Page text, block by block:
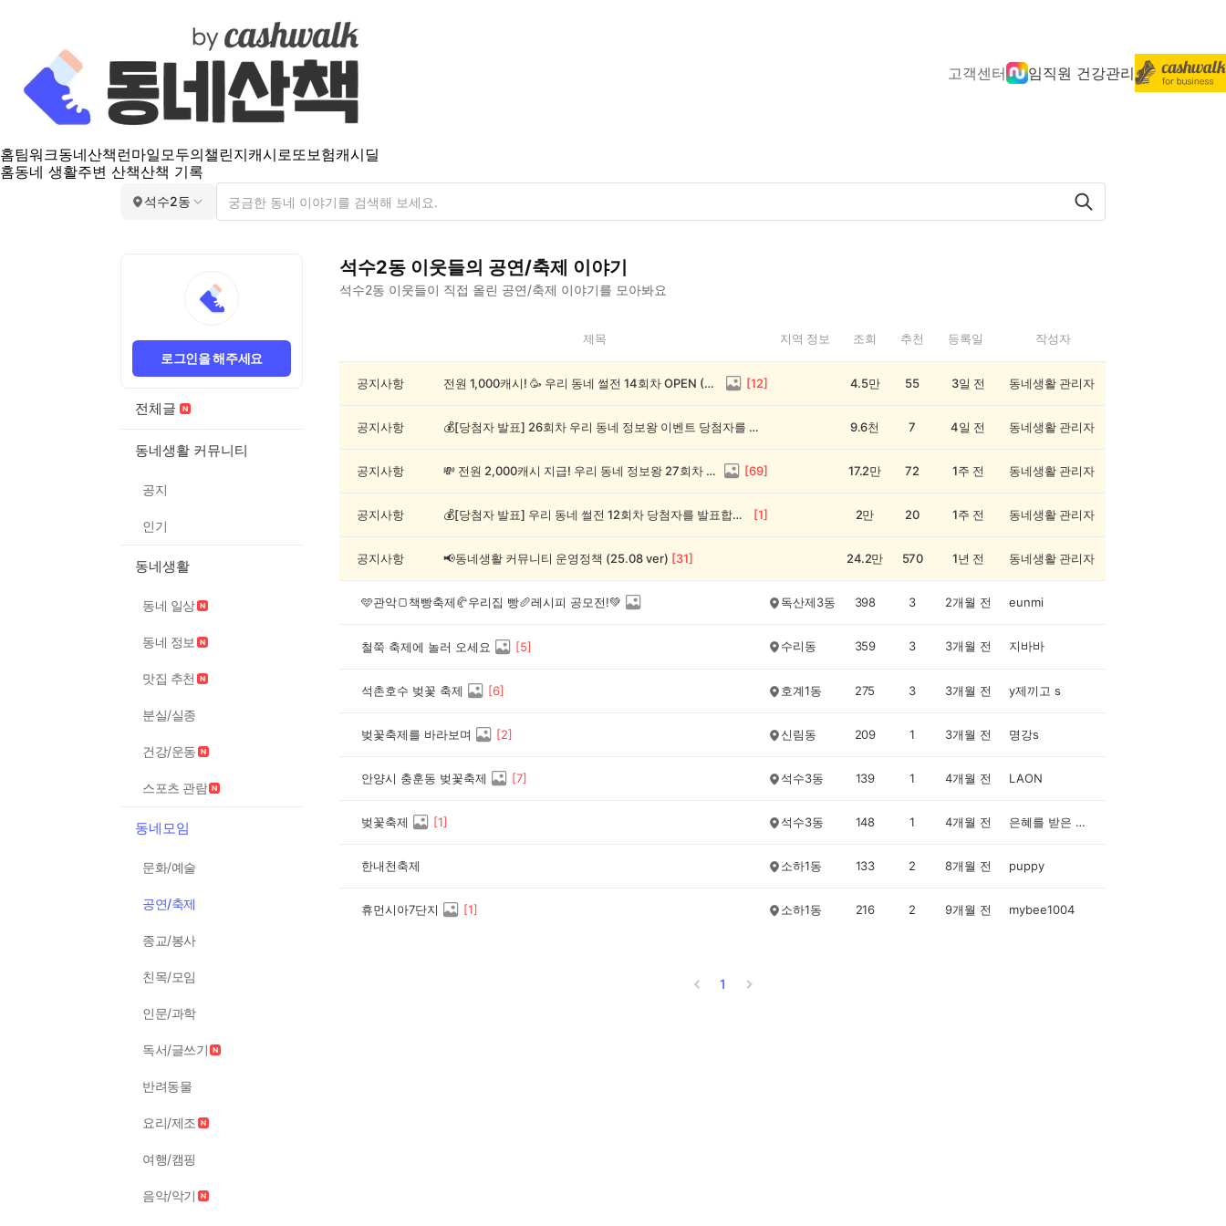
고객센터 임직원 건강관리
홈팀워크동네산책 런마일모두의챌린지캐시로또보험캐시딜
홈동네 생활주변 산책산책 기록
석수2동
로그인을 해주세요
전체글
동네생활 커뮤니티
공지
인기
동네생활
동네 일상
동네 정보
맛집 추천
분실/실종
건강/운동
스포츠 관람
동네모임
문화/예술
공연/축제
종교/봉사
친목/모임
인문/과학
독서/글쓰기
반려동물
요리/제조
여행/캠핑
음악/악기
석수2동 이웃들의 공연/축제 이야기
석수2동 이웃들이 직접 올린 공연/축제 이야기를 모아봐요
2
제목 지역 정보 조회 추천 등록일 작성자
공지사항 전원 1,000캐시! 🥳 우리 동네 썰전 14회차 OPEN (~8/17) [12] 4.5만 55 3일 전 동네생활 관리자
공지사항 💰[당첨자 발표] 26회차 우리 동네 정보왕 이벤트 당첨자를 발표합니다! 9.6천 7 4일 전 동네생활 관리자
공지사항 💸 전원 2,000캐시 지급! 우리 동네 정보왕 27회차 (~8/10) [69] 17.2만 72 1주 전 동네생활 관리자
공지사항 💰[당첨자 발표] 우리 동네 썰전 12회차 당첨자를 발표합니다! [1] 2만 20 1주 전 동네생활 관리자
공지사항 📢동네생활 커뮤니티 운영정책 (25.08 ver) [31] 24.2만 570 1년 전 동네생활 관리자
🩵관악🍞책빵축제🥐우리집 빵🥖레시피 공모전!💚 독산제3동 398 3 2개월 전 eunmi
철쭉 축제에 놀러 오세요 [5] 수리동 359 3 3개월 전 지바바
석촌호수 벚꽃 축제 [6] 호계1동 275 3 3개월 전 y제끼고 s
벚꽃축제를 바라보며 [2] 신림동 209 1 3개월 전 명강s
안양시 충훈동 벚꽃축제 [7] 석수3동 139 1 4개월 전 LAON
벚꽃축제 [1] 석수3동 148 1 4개월 전 은혜를 받은 자여 평안할지어다.
한내천축제 소하1동 133 2 8개월 전 puppy
휴먼시아7단지 [1] 소하1동 216 2 9개월 전 mybee1004
1